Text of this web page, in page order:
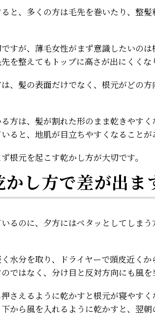
と、多くの方は毛先を巻いたり、整髪
すが、薄毛女性がまず意識したいの
を整えてもトップに高さが出にくくな
、髪の表面だけでなく、根元がどの
方は、髪が割れた形のまま乾きやす
ると、地肌が目立ちやすくなることが
根元を起こす乾かし方が大切です。
し方で差が出ま
るのに、夕方にはペタッとしてしまう
水分を取り、ドライヤーで頭皮近くか
ではなく、分け目と反対方向にも風を
さえるように乾かすと根元が寝やす
から風を入れるように乾かすと、翌